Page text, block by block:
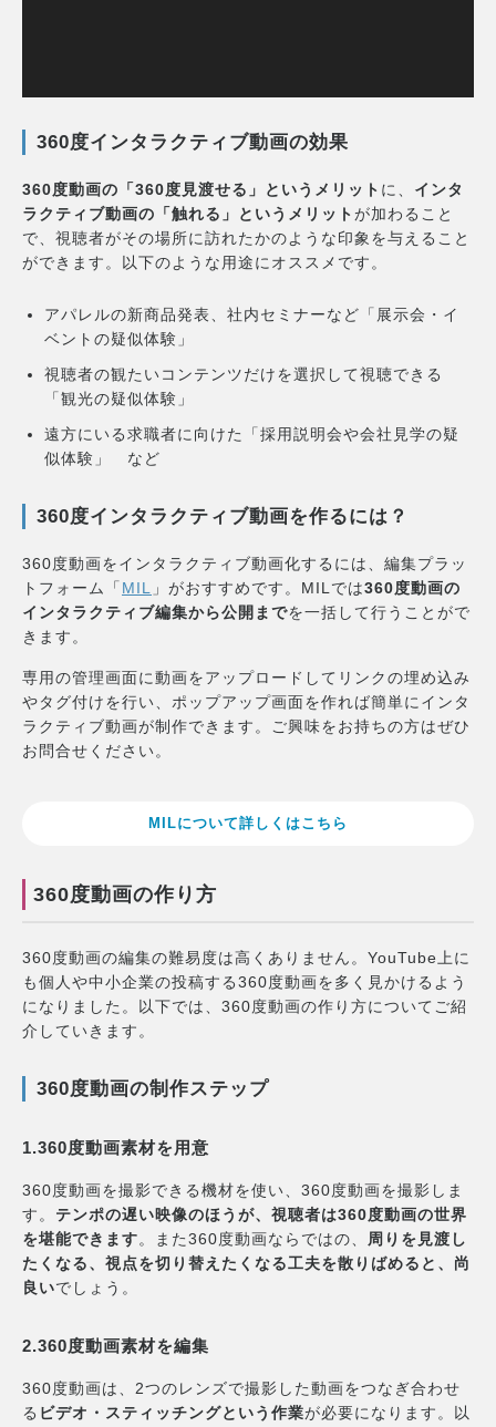
360度インタラクティブ動画の効果
360度動画の「360度見渡せる」というメリット に、 インタ
ラクティブ動画の「触れる」というメリットが加わること
で、視聴者がその場所に訪れたかのような印象を与えること
ができます。以下のような用途にオススメです。
アパレルの新商品発表、社内セミナーなど「展示会・イ
ベントの疑似体験」
視聴者の観たいコンテンツだけを選択して視聴できる
「観光の疑似体験」
遠方にいる求職者に向けた「採用説明会や会社見学の疑
似体験」 など
360度インタラクティブ動画を作るには？
360度動画をインタラクティブ動画化するには、編集プラッ
トフォーム「 MIL 」がおすすめです。MILでは360度動画の
インタラクティブ編集から公開までを一括して行うことがで
きます。
専用の管理画面に動画をアップロードしてリンクの埋め込み
やタグ付けを行い、ポップアップ画面を作れば簡単にインタ
ラクティブ動画が制作できます。ご興味をお持ちの方はぜひ
お問合せください。
MILについて詳しくはこちら
360度動画の作り方
360度動画の編集の難易度は高くありません。YouTube上に
も個人や中小企業の投稿する360度動画を多く見かけるよう
になりました。以下では、360度動画の作り方についてご紹
介していきます。
360度動画の制作ステップ
1.360度動画素材を用意
360度動画を撮影できる機材を使い、360度動画を撮影しま
す。 テンポの遅い映像のほうが、視聴者は360度動画の世界
を堪能できます。また360度動画ならではの、 周りを見渡し
たくなる、視点を切り替えたくなる工夫を散りばめると、尚
良いでしょう。
2.360度動画素材を編集
360度動画は、2つのレンズで撮影した動画をつなぎ合わせ
る ビデオ・スティッチングという作業が必要になります。以